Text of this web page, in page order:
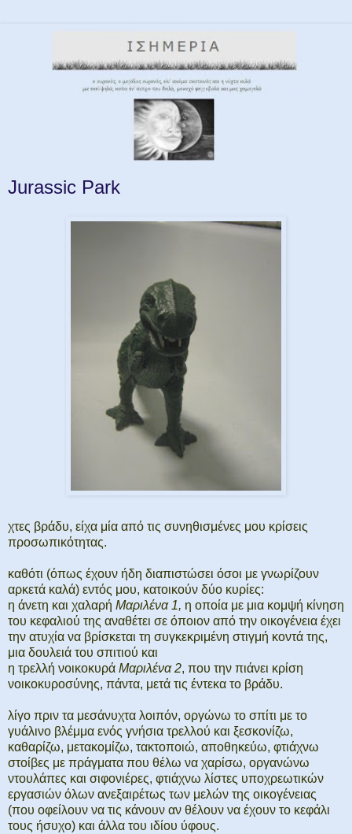
Jurassic Park
χτες βράδυ, είχα μία από τις συνηθισμένες μου κρίσεις
προσωπικότητας.
καθότι (όπως έχουν ήδη διαπιστώσει όσοι με γνωρίζουν
αρκετά καλά) εντός μου, κατοικούν δύο κυρίες:
η άνετη και χαλαρή Μαριλένα 1, η οποία με μια κομψή κίνηση
του κεφαλιού της αναθέτει σε όποιον από την οικογένεια έχει
την ατυχία να βρίσκεται τη συγκεκριμένη στιγμή κοντά της,
μια δουλειά του σπιτιού και
η τρελλή νοικοκυρά Μαριλένα 2, που την πιάνει κρίση
νοικοκυροσύνης, πάντα, μετά τις έντεκα το βράδυ.
λίγο πριν τα μεσάνυχτα λοιπόν, οργώνω το σπίτι με το
γυάλινο βλέμμα ενός γνήσια τρελλού και ξεσκονίζω,
καθαρίζω, μετακομίζω, τακτοποιώ, αποθηκεύω, φτιάχνω
στοίβες με πράγματα που θέλω να χαρίσω, οργανώνω
ντουλάπες και σιφονιέρες, φτιάχνω λίστες υποχρεωτικών
εργασιών όλων ανεξαιρέτως των μελών της οικογένειας
(που οφείλουν να τις κάνουν αν θέλουν να έχουν το κεφάλι
τους ήσυχο) και άλλα του ιδίου ύφους.